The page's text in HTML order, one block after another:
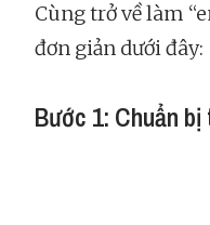
Cùng trở về làm
đơn giản dưới đây:
Bước 1: Chuẩn